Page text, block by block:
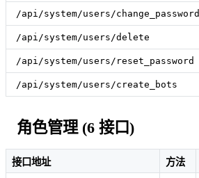
/api/system/users/change_password
/api/system/users/delete
/api/system/users/reset_password
/api/system/users/create_bots
角色管理 (6 接口)
接口地址 方法